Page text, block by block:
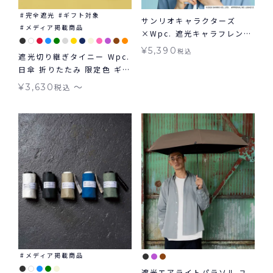
完全遮光
ギフト対象
メディア掲載商品
遮光切り継ぎタイニー Wpc.
日傘 折りたたみ 限定色 ギフ
ト対象 tiny 晴雨兼用
¥3,630税込 〜
サンリオキャラクターズ
×Wpc. 遮光キャラフレンズ
ミニ 日傘 折りたたみ 晴雨兼
¥5,390 税込
メディア掲載商品